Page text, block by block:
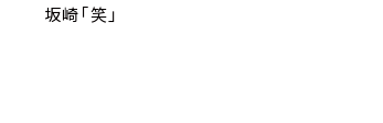
坂崎「笑」